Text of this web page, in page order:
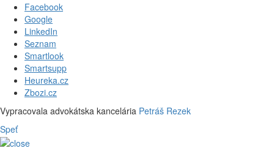
Facebook
Google
LinkedIn
Seznam
Smartlook
Smartsupp
Heureka.cz
Zbozi.cz
Vypracovala advokátska kancelária Petráš Rezek
Speť